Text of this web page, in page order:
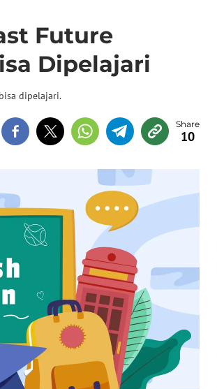
Future
Dipelajari
dipelajari.
10